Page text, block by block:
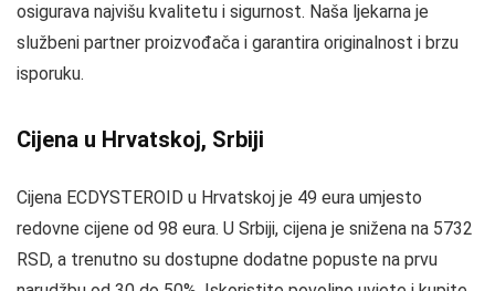
osigurava najvišu kvalitetu i sigurnost. Naša ljekarna je
službeni partner proizvođača i garantira originalnost i brzu
isporuku.
Cijena u Hrvatskoj, Srbiji
Cijena ECDYSTEROID u Hrvatskoj je 49 eura umjesto
redovne cijene od 98 eura. U Srbiji, cijena je snižena na 5732
RSD, a trenutno su dostupne dodatne popuste na prvu